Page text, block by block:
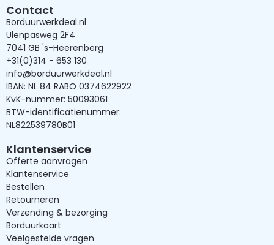
Contact
Borduurwerkdeal.nl
Ulenpasweg 2F4
7041 GB 's-Heerenberg
+31(0)314 - 653 130
info@borduurwerkdeal.nl
IBAN: NL 84 RABO 0374622922
KvK-nummer: 50093061
BTW-identificatienummer:
NL822539780B01
Klantenservice
Offerte aanvragen
Klantenservice
Bestellen
Retourneren
Verzending & bezorging
Borduurkaart
Veelgestelde vragen